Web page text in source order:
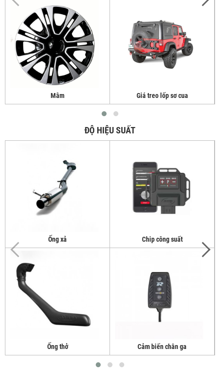
Mâm Giá treo lốp sơ cua
ĐỘ HIỆU SUẤT
Ống xả
Ống thở
Chip công suất
Cảm biến chân ga